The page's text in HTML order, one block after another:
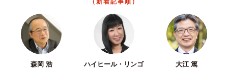
（新着記事順）
森岡 浩 ハイヒール・リンゴ 大江 篤